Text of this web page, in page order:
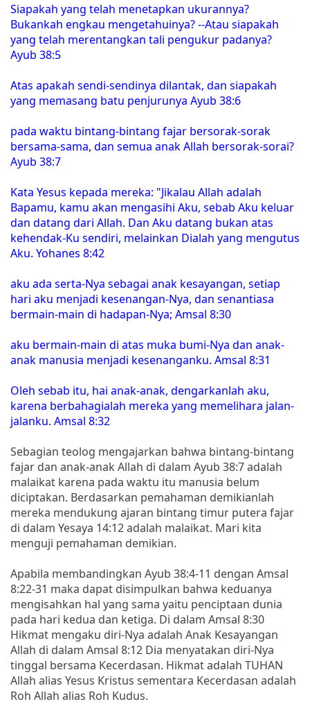
Siapakah yang telah menetapkan ukurannya?
Bukankah engkau mengetahuinya? --Atau siapakah
yang telah merentangkan tali pengukur padanya?
Ayub 38:5
Atas apakah sendi-sendinya dilantak, dan siapakah
yang memasang batu penjurunya Ayub 38:6
pada waktu bintang-bintang fajar bersorak-sorak
bersama-sama, dan semua anak Allah bersorak-sorai?
Ayub 38:7
Kata Yesus kepada mereka: "Jikalau Allah adalah
Bapamu, kamu akan mengasihi Aku, sebab Aku keluar
dan datang dari Allah. Dan Aku datang bukan atas
kehendak-Ku sendiri, melainkan Dialah yang mengutus
Aku. Yohanes 8:42
aku ada serta-Nya sebagai anak kesayangan, setiap
hari aku menjadi kesenangan-Nya, dan senantiasa
bermain-main di hadapan-Nya; Amsal 8:30
aku bermain-main di atas muka bumi-Nya dan anak-
anak manusia menjadi kesenanganku. Amsal 8:31
Oleh sebab itu, hai anak-anak, dengarkanlah aku,
karena berbahagialah mereka yang memelihara jalan-
jalanku. Amsal 8:32
Sebagian teolog mengajarkan bahwa bintang-bintang
fajar dan anak-anak Allah di dalam Ayub 38:7 adalah
malaikat karena pada waktu itu manusia belum
diciptakan. Berdasarkan pemahaman demikianlah
mereka mendukung ajaran bintang timur putera fajar
di dalam Yesaya 14:12 adalah malaikat. Mari kita
menguji pemahaman demikian.
Apabila membandingkan Ayub 38:4-11 dengan Amsal
8:22-31 maka dapat disimpulkan bahwa keduanya
mengisahkan hal yang sama yaitu penciptaan dunia
pada hari kedua dan ketiga. Di dalam Amsal 8:30
Hikmat mengaku diri-Nya adalah Anak Kesayangan
Allah di dalam Amsal 8:12 Dia menyatakan diri-Nya
tinggal bersama Kecerdasan. Hikmat adalah TUHAN
Allah alias Yesus Kristus sementara Kecerdasan adalah
Roh Allah alias Roh Kudus.